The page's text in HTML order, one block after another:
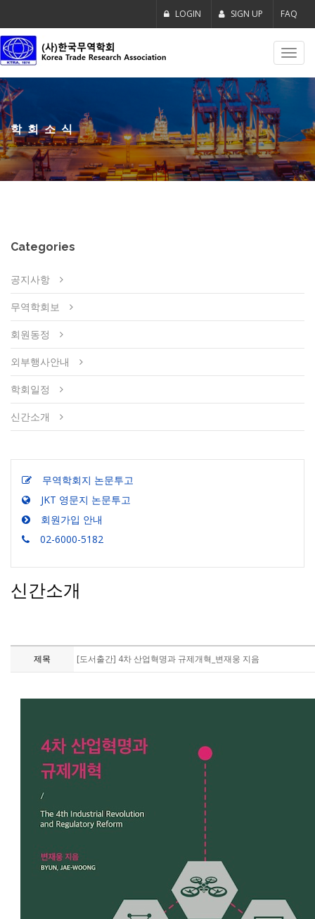
LOGIN SIGN UP FAQ
학회소식
Categories
공지사항
무역학회보
회원동정
외부행사안내
학회일정
신간소개
무역학회지 논문투고
JKT 영문지 논문투고
회원가입 안내
02-6000-5182
신간소개
제목 [도서출간] 4차 산업혁명과 규제개혁_변재웅 지음